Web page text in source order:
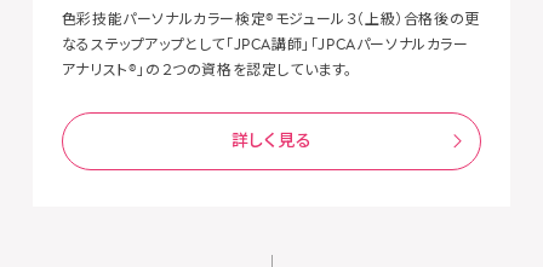
色彩技能パーソナルカラー検定®モジュール３（上級）合格後の更
なるステップアップとして「JPCA講師」「JPCAパーソナルカラー
アナリスト®」の２つの資格を認定しています。
詳しく見る